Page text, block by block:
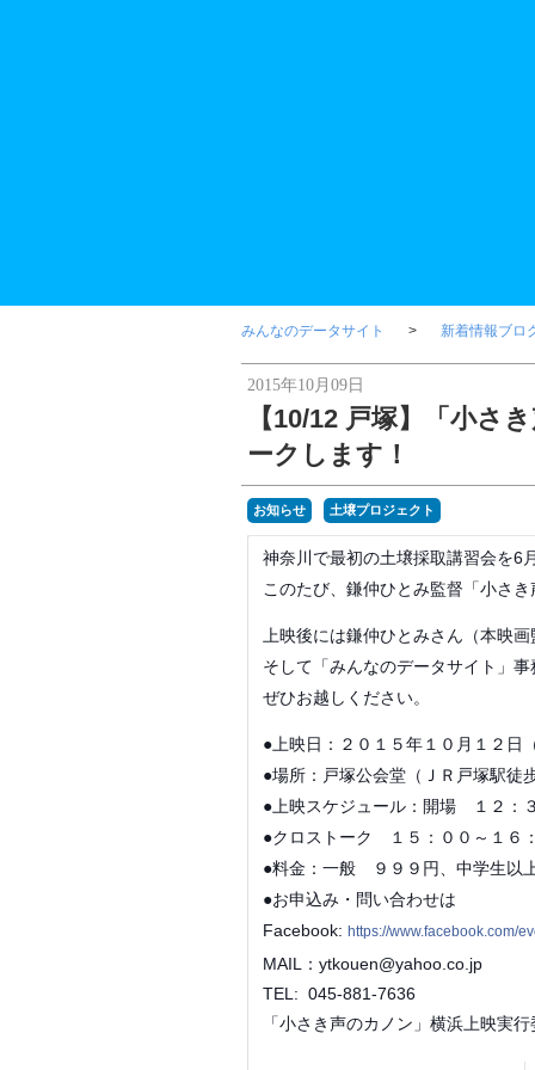
みんなのデータサイト 新着情報ブロ
2015年10月09日
【10/12 戸塚】「小さ
ークします！
お知らせ 土壌プロジェクト
神奈川で最初の土壌採取講習会を6
このたび、鎌仲ひとみ監督「小さ
上映後には鎌仲ひとみさん（本映
そして 「みんなのデータサイト」事
ぜひお越しください。
●上映日：２０１５年１０月１２日
●場所：戸塚公会堂（ＪＲ戸塚駅徒
●上映スケジュール：開場 １２
●クロストーク １５：００～１６
●料金：一般 ９９９円、中学生以
●お申込み・問い合わせは
Facebook: https://www.facebook.com/
MAIL：ytkouen@yahoo.co.jp
TEL: 045-881-7636
「小さき声のカノン」横浜上映実